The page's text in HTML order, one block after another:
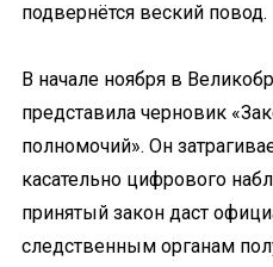
подвернётся веский повод.
В начале ноября в
представила черновик
полномочий». Он
касательно цифрового
принятый закон даст
следственным органам